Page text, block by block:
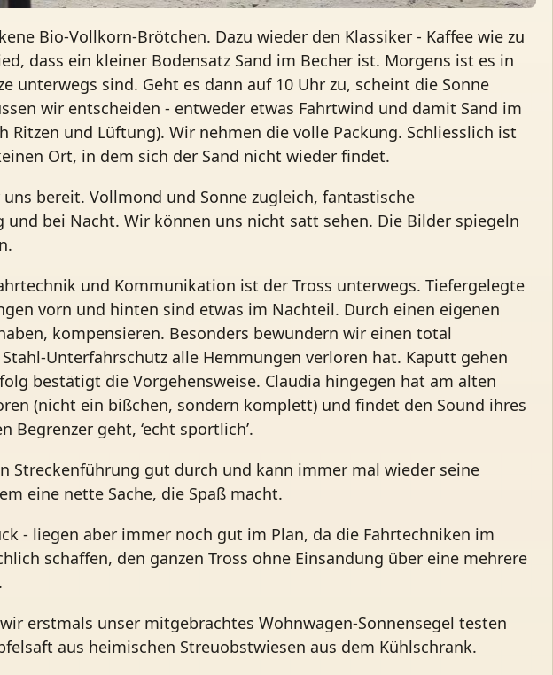
Bio-Vollkorn-Brötchen. Dazu wieder den Klassiker - Kaffee wie zu
dass ein kleiner Bodensatz Sand im Becher ist. Morgens ist es in
unterwegs sind. Geht es dann auf 10 Uhr zu, scheint die Sonne
wir entscheiden - entweder etwas Fahrtwind und damit Sand im
und Lüftung). Wir nehmen die volle Packung. Schliesslich ist
Ort, in dem sich der Sand nicht wieder findet.
bereit. Vollmond und Sonne zugleich, fantastische
bei Nacht. Wir können uns nicht satt sehen. Die Bilder spiegeln
und Kommunikation ist der Tross unterwegs. Tiefergelegte
vorn und hinten sind etwas im Nachteil. Durch einen eigenen
kompensieren. Besonders bewundern wir einen total
Unterfahrschutz alle Hemmungen verloren hat. Kaputt gehen
bestätigt die Vorgehensweise. Claudia hingegen hat am alten
(nicht ein bißchen, sondern komplett) und findet den Sound ihres
Begrenzer geht, ‘echt sportlich’.
Streckenführung gut durch und kann immer mal wieder seine
eine nette Sache, die Spaß macht.
- liegen aber immer noch gut im Plan, da die Fahrtechniken im
schaffen, den ganzen Tross ohne Einsandung über eine mehrere
erstmals unser mitgebrachtes Wohnwagen-Sonnensegel testen
aus heimischen Streuobstwiesen aus dem Kühlschrank.